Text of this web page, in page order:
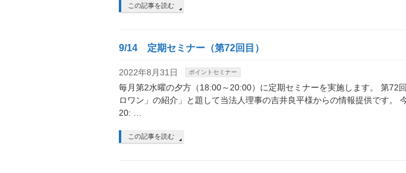
この記事を読む
9/14 定期セミナー（第72回目）
2022年8月31日 ポイントセミナー
毎月第2水曜の夕方（18:00～20:00）に定期セミナーを実施します。 第72
ロワン」の紹介」と題して当法人理事の吉井良平様からの情報提供です。
20: …
この記事を読む